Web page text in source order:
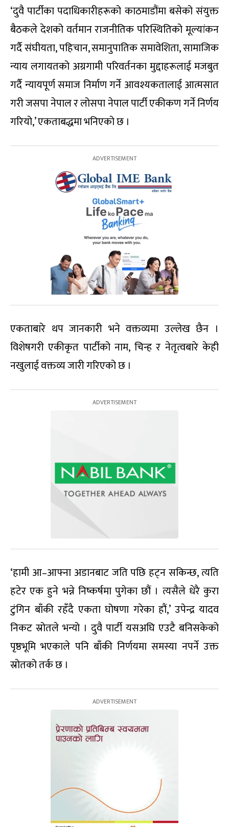
‘दुवै पार्टीका पदाधिकारीहरूको काठमाडौंमा बसेको संयुक्त
बैठकले देशको वर्तमान राजनीतिक परिस्थितिको मूल्यांकन
गर्दै संघीयता, पहिचान, समानुपातिक समावेशिता, सामाजिक
न्याय लगायतको अग्रगामी परिवर्तनका मुद्दाहरूलाई मजबुत
गर्दै न्यायपूर्ण समाज निर्माण गर्ने आवश्यकतालाई आत्मसात
गरी जसपा नेपाल र लोसपा नेपाल पार्टी एकीकण गर्ने निर्णय
गरियो,’ एकताबद्धमा भनिएको छ ।
एकताबारे थप जानकारी भने वक्तव्यमा उल्लेख छैन ।
विशेषगरी एकीकृत पार्टीको नाम, चिन्ह र नेतृत्वबारे केही
नखुलाई वक्तव्य जारी गरिएको छ ।
‘हामी आ–आफ्ना अडानबाट जति पछि हट्न सकिन्छ, त्यति
हटेर एक हुने भन्ने निष्कर्षमा पुगेका छौं । त्यसैले धेरै कुरा
टुंगिन बाँकी रहँदै एकता घोषणा गरेका हौं,’ उपेन्द्र यादव
निकट स्रोतले भन्यो । दुवै पार्टी यसअघि एउटै बनिसकेको
पृष्ठभूमि भएकाले पनि बाँकी निर्णयमा समस्या नपर्ने उक्त
स्रोतको तर्क छ ।